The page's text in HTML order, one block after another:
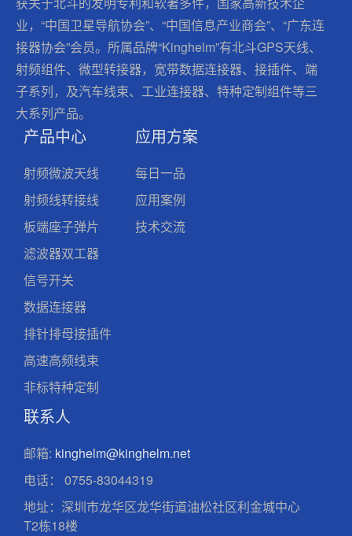
业，“中国卫星导航协会”、“中国信息产业商会”、“广东连
接器协会”会员。所属品牌“Kinghelm”有北斗GPS天线、
射频组件、微型转接器，宽带数据连接器、接插件、端
子系列，及汽车线束、工业连接器、特种定制组件等三
大系列产品。
产品中心
射频微波天线
射频线转接线
板端座子弹片
滤波器双工器
信号开关
数据连接器
排针排母接插件
高速高频线束
非标特种定制
应用方案
每日一品
应用案例
技术交流
联系人
邮箱: kinghelm@kinghelm.net
电话：
0755-83044319
地址：深圳市龙华区龙华街道油松社区利金城中心
T2栋18楼